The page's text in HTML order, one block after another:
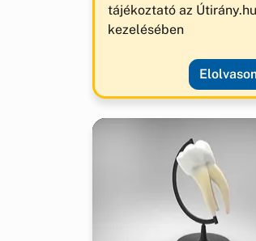
tájékoztató az Útirány.hu
kezelésében